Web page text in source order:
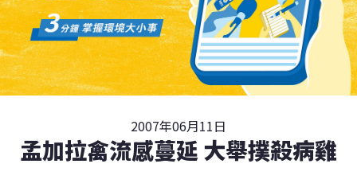
2007年06月11日
孟加拉禽流感蔓延 大舉撲殺病雞